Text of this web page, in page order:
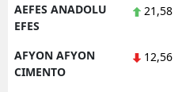
AEFES ANADOLU
EFES
21,58
AFYON AFYON
CIMENTO
12,56